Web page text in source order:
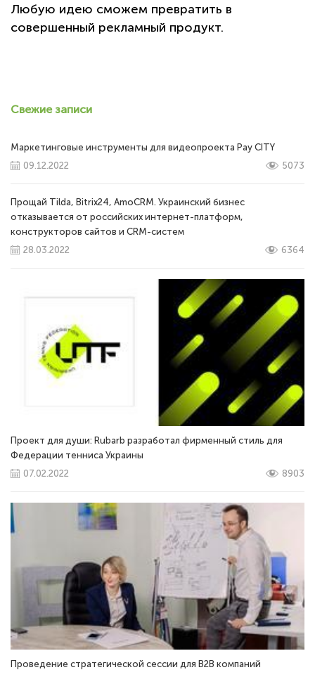
Любую идею сможем превратить в
совершенный рекламный продукт.
Свежие записи
Маркетинговые инструменты для видеопроекта Pay CITY
09.12.2022
5073
Прощай Tilda, Bitrix24, AmoCRM. Украинский бизнес
отказывается от российских интернет-платформ,
конструкторов сайтов и CRM-систем
28.03.2022
6364
Проект для души: Rubarb разработал фирменный стиль для
Федерации тенниса Украины
07.02.2022
8903
Проведение стратегической сессии для В2В компаний